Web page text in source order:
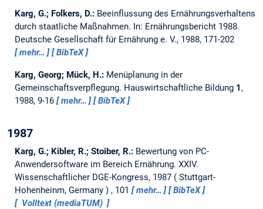
Karg, G.; Folkers, D.: Beeinflussung des Ernährungsverhaltens
durch staatliche Maßnahmen. In: Ernährungsbericht 1988.
Deutsche Gesellschaft für Ernährung e. V., 1988, 171-202
mehr…
BibTeX
Karg, Georg; Mück, H.: Menüplanung in der
Gemeinschaftsverpflegung. Hauswirtschaftliche Bildung 1 ,
1988, 9-16
mehr… BibTeX
1987
Karg, G.; Kibler, R.; Stoiber, R.: Bewertung von PC-
Anwendersoftware im Bereich Ernährung. XXIV.
Wissenschaftlicher DGE-Kongress, 1987
Stuttgart-
Hohenheinm, Germany
, 101 mehr…
BibTeX
Volltext (mediaTUM)